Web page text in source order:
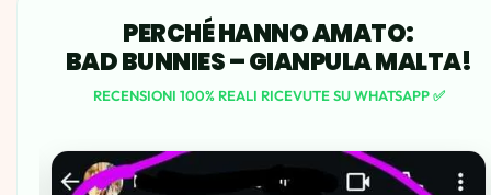
PERCHÉ HANNO AMATO:
BAD BUNNIES – GIANPULA MALTA!
RECENSIONI 100% REALI RICEVUTE SU WHATSAPP ✅